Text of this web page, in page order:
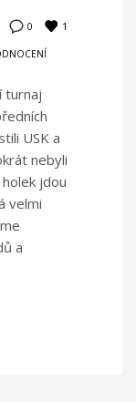
0 1
turnaj
USK a
nebyli
jdou
velmi
a